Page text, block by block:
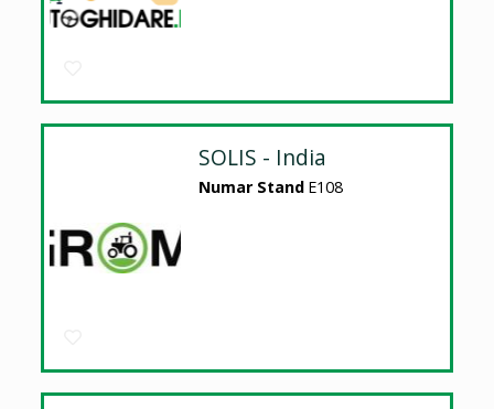
SOLIS - India
Numar Stand E108